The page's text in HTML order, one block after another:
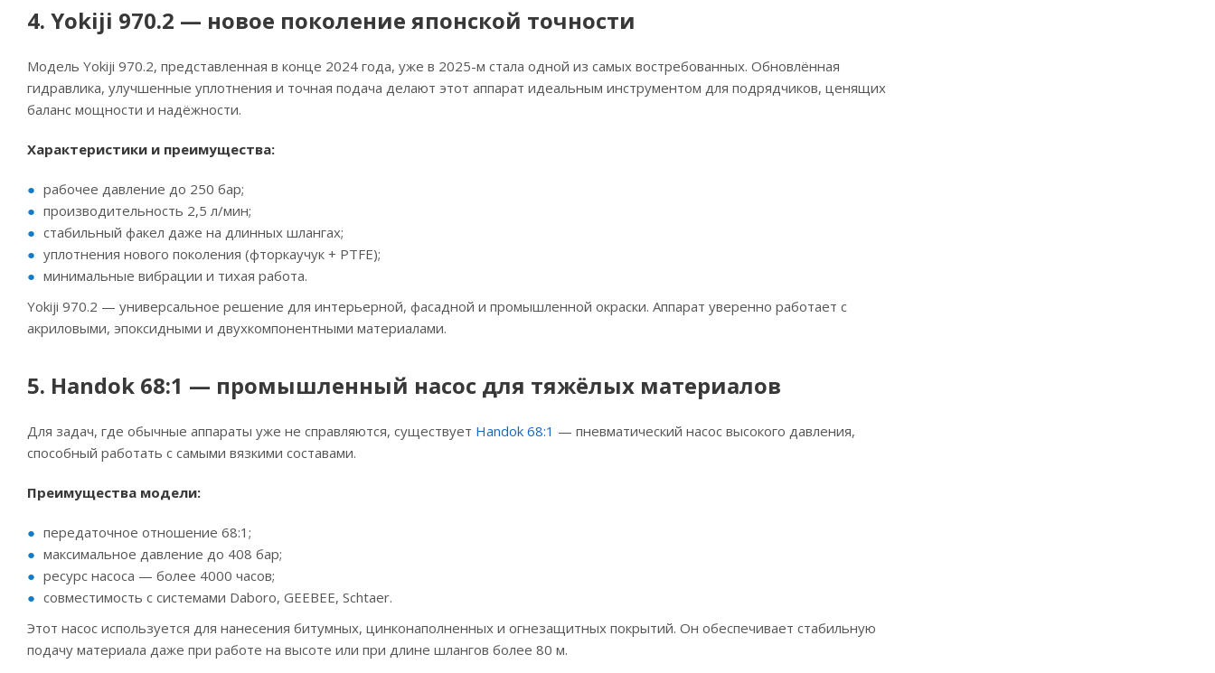
4. Yokiji 970.2 — новое поколение японской точности
Модель Yokiji 970.2, представленная в конце 2024 года, уже в 2025-м стала одной из самых востребованных. Обновлённая
гидравлика, улучшенные уплотнения и точная подача делают этот аппарат идеальным инструментом для подрядчиков, ценящих
баланс мощности и надёжности.
Характеристики и преимущества:
рабочее давление до 250 бар;
производительность 2,5 л/мин;
стабильный факел даже на длинных шлангах;
уплотнения нового поколения (фторкаучук + PTFE);
минимальные вибрации и тихая работа.
Yokiji 970.2 — универсальное решение для интерьерной, фасадной и промышленной окраски. Аппарат уверенно работает с
акриловыми, эпоксидными и двухкомпонентными материалами.
5. Handok 68:1 — промышленный насос для тяжёлых материалов
Для задач, где обычные аппараты уже не справляются, существует Handok 68:1 — пневматический насос высокого давления,
способный работать с самыми вязкими составами.
Преимущества модели:
передаточное отношение 68:1;
максимальное давление до 408 бар;
ресурс насоса — более 4000 часов;
совместимость с системами Daboro, GEEBEE, Schtaer.
Этот насос используется для нанесения битумных, цинконаполненных и огнезащитных покрытий. Он обеспечивает стабильную
подачу материала даже при работе на высоте или при длине шлангов более 80 м.